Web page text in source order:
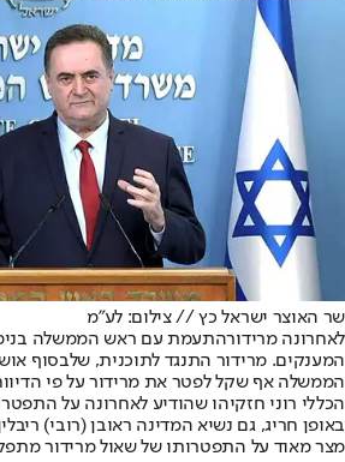
שר האוצר ישראל כץ // צילום: לע"מ
לאחרונה מרידורהתעמת עם ראש הממשלה
המענקים. מרידור התנגד לתוכנית, שלבסוף
הממשלה אף שקל לפטר את מרידור על פי
הכללי רוני חזקיהו שהודיע לאחרונה על
באופן חריג, גם נשיא המדינה ראובן (רובי)
מצר מאוד על התפטרותו של שאול מרידור